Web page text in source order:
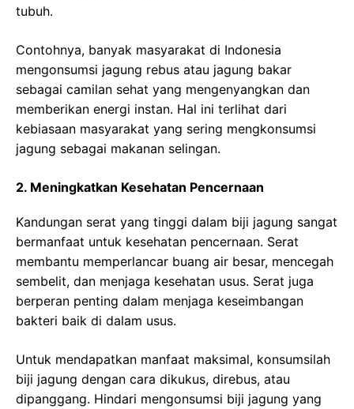
tubuh.
Contohnya, banyak masyarakat di Indonesia
mengonsumsi jagung rebus atau jagung bakar
sebagai camilan sehat yang mengenyangkan dan
memberikan energi instan. Hal ini terlihat dari
kebiasaan masyarakat yang sering mengkonsumsi
jagung sebagai makanan selingan.
2. Meningkatkan Kesehatan Pencernaan
Kandungan serat yang tinggi dalam biji jagung sangat
bermanfaat untuk kesehatan pencernaan. Serat
membantu memperlancar buang air besar, mencegah
sembelit, dan menjaga kesehatan usus. Serat juga
berperan penting dalam menjaga keseimbangan
bakteri baik di dalam usus.
Untuk mendapatkan manfaat maksimal, konsumsilah
biji jagung dengan cara dikukus, direbus, atau
dipanggang. Hindari mengonsumsi biji jagung yang